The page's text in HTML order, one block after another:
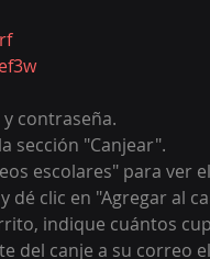
contraseña.
sección "Canjear".
escolares" para ver
dé clic en "Agregar al
indique cuántos
del canje a su correo